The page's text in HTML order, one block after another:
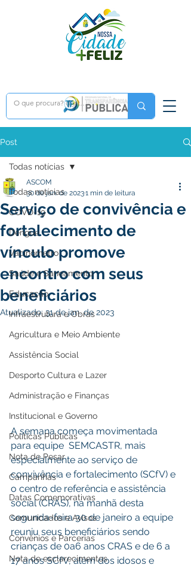
Post
Todas notícias
COVD-19
Dengue
Vacinômetro
Saúde e Saneamento
Educação
Infraestrutura e Obras
Agricultura e Meio Ambiente
Assistência Social
Desporto Cultura e Lazer
Administração e Finanças
Institucional e Governo
Políticas Públicas
Nota de Pesar
Campanhas
Datas Comemorativas
Comunicados e Avisos
Convênios e Parcerias
Nota de esclarecimentos
Todas notícias
Serviço de convivência e
fortalecimento de
vínculo promove
encontro com seus
beneficiários
ASCOM
30 de jan. de 20231 min de leitura
Atualizado:31 de jan. de 2023
A semana começa movimentada
para equipe  SEMCASTR, mais
especialmente ao serviço de
convivência e fortalecimento (SCfV) e
o centro de referência e assistência
social (CRAS), na manhã desta
segunda-feira 30 de janeiro a equipe
reuniu seus beneficiários sendo
crianças de 0a6 anos CRAS e de 6 a
17 anos SCfV, além dos idosos e